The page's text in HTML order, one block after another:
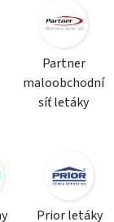
Partner
maloobchodní
síť letáky
Prior letáky